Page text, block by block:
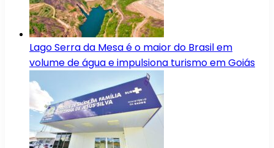
Lago Serra da Mesa é o maior do Brasil em
volume de água e impulsiona turismo em Goiás